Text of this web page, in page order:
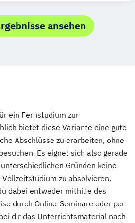
ansehen
ein Fernstudium zur
bietet diese Variante eine gute
Abschlüsse zu erarbeiten, ohne
Es eignet sich also gerade
Gründen keine
zu absolvieren.
dabei entweder mithilfe des
durch Online-Seminare oder per
dir das Unterrichtsmaterial nach